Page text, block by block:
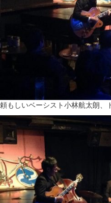
頼もしいベーシスト小林航太朗、